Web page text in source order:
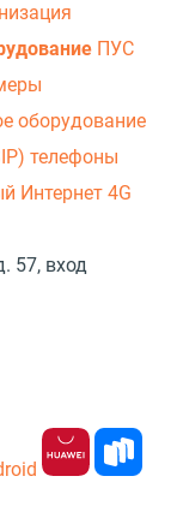
ПУС
оборудование
телефоны
Интернет 4G
57, вход